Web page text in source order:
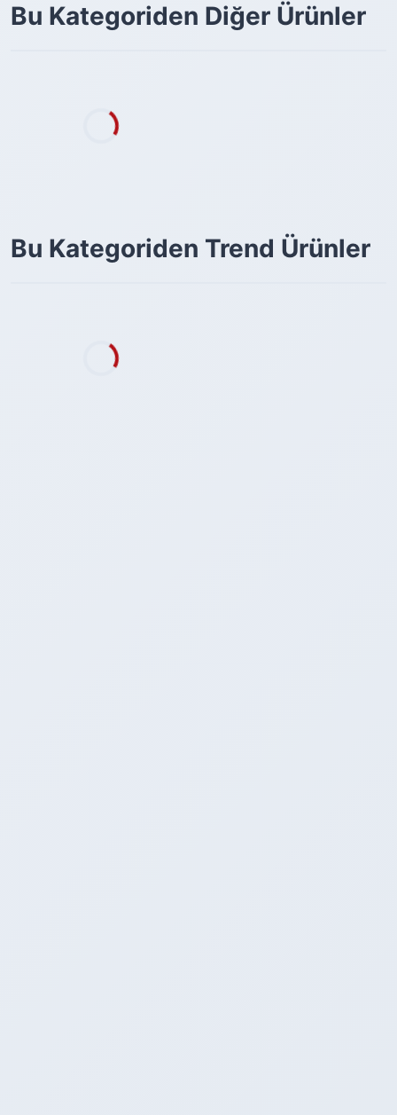
Bu Kategoriden Diğer Ürünler
Bu Kategoriden Trend Ürünler